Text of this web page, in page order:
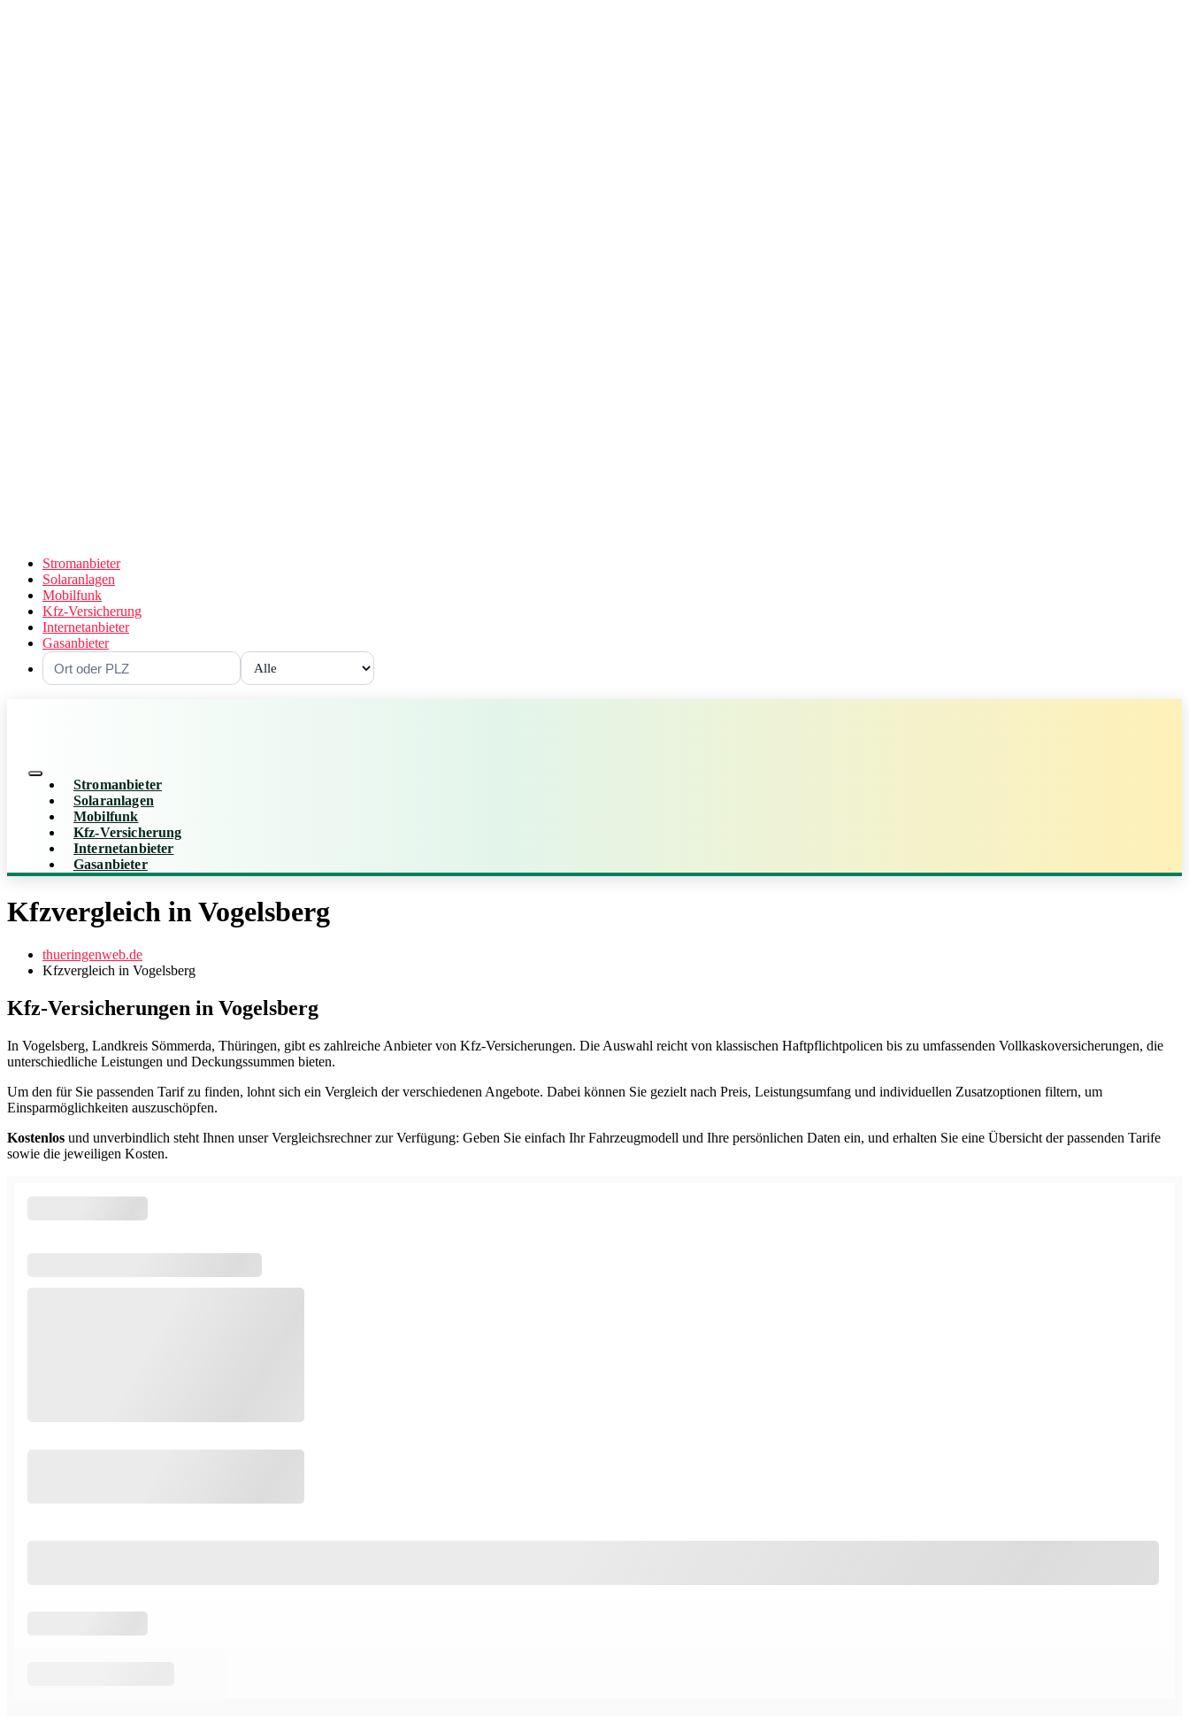
Stromanbieter
Solaranlagen
Mobilfunk
Kfz-Versicherung
Internetanbieter
Gasanbieter
Stromanbieter
Solaranlagen
Mobilfunk
Kfz-Versicherung
Internetanbieter
Gasanbieter
Kfzvergleich in Vogelsberg
thueringenweb.de
Kfzvergleich in Vogelsberg
Kfz-Versicherungen in Vogelsberg
In Vogelsberg, Landkreis Sömmerda, Thüringen, gibt es zahlreiche Anbieter von Kfz-Versicherungen. Die Auswahl reicht von klassischen Haftpflichtpolicen bis zu umfassenden Vollkaskoversicherungen, die
unterschiedliche Leistungen und Deckungssummen bieten.
Um den für Sie passenden Tarif zu finden, lohnt sich ein Vergleich der verschiedenen Angebote. Dabei können Sie gezielt nach Preis, Leistungsumfang und individuellen Zusatzoptionen filtern, um
Einsparmöglichkeiten auszuschöpfen.
Kostenlos und unverbindlich steht Ihnen unser Vergleichsrechner zur Verfügung: Geben Sie einfach Ihr Fahrzeugmodell und Ihre persönlichen Daten ein, und erhalten Sie eine Übersicht der passenden Tarife
sowie die jeweiligen Kosten.